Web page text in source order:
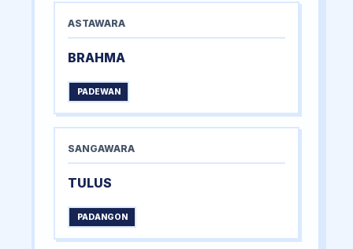
ASTAWARA
BRAHMA
PADEWAN
SANGAWARA
TULUS
PADANGON